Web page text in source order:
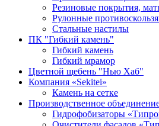
Резиновые покрытия,
Рулонные
Стальные настилы
ПК "Гибкий камень"
Гибкий камень
Гибкий мрамор
Цветной щебень "Нью Хаб"
Компания «Sekitei»
Камень на сетке
Производственное
Гидрофобизаторы